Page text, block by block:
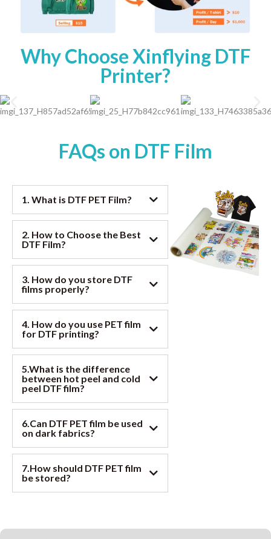
Why Choose Xinflying DTF
Printer?
FAQs on DTF Film
1. What is DTF PET Film?
2. How to Choose the Best
DTF Film?
3. How do you store DTF
films properly?
4. How do you use PET film
for DTF printing?
5.What is the difference
between hot peel and cold
peel DTF film?
6.Can DTF PET film be used
on dark fabrics?
7.How should DTF PET film
be stored?